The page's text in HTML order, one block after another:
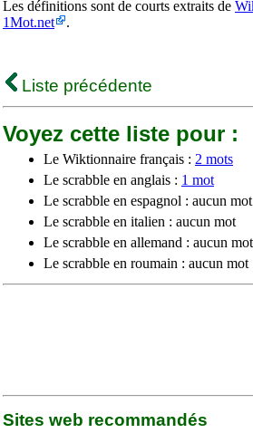
Les définitions sont de courts extraits de
1Mot.net
.
Liste précédente
Voyez cette liste pour :
Le Wiktionnaire français : 2 mots
Le scrabble en anglais : 1 mot
Le scrabble en espagnol : aucun mot
Le scrabble en italien : aucun mot
Le scrabble en allemand : aucun mot
Le scrabble en roumain : aucun mot
Sites web recommandés